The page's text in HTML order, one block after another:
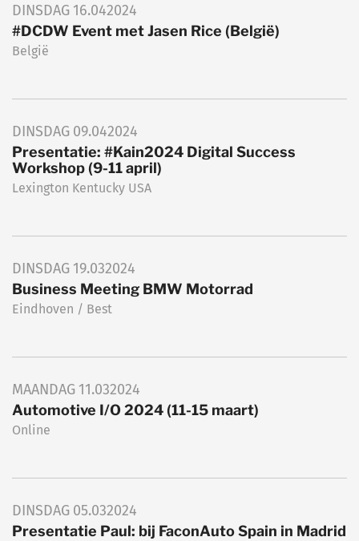
DINSDAG 16.042024
#DCDW Event met Jasen Rice (België)
België
DINSDAG 09.042024
Presentatie: #Kain2024 Digital Success
Workshop (9-11 april)
Lexington Kentucky USA
DINSDAG 19.032024
Business Meeting BMW Motorrad
Eindhoven / Best
MAANDAG 11.032024
Automotive I/O 2024 (11-15 maart)
Online
DINSDAG 05.032024
Presentatie Paul: bij FaconAuto Spain in Madrid